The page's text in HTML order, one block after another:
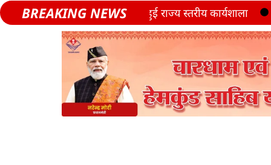
BREAKING NEWS
भीमताल में हुई राज्य स्तरीय कार्यशाला SIR अभियान